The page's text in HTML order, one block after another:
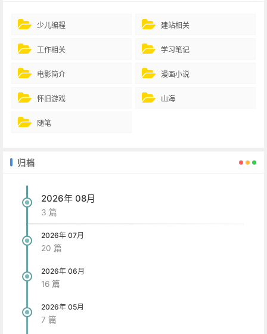
少儿编程 建站相关
工作相关 学习笔记
电影简介 漫画小说
怀旧游戏 山海
随笔
归档
2026年 08月
3 篇
2026年 07月
20 篇
2026年 06月
16 篇
2026年 05月
7 篇